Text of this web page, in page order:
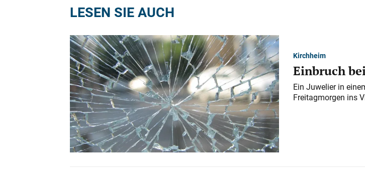
LESEN SIE AUCH
Kirchheim
Einbruch
Ein Juwelier in
Freitagmorgen ins